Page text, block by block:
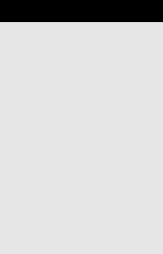
Download
Next
Previous